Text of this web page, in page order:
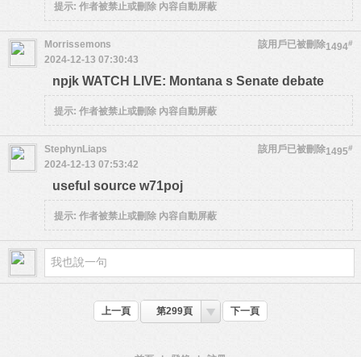
提示: 作者被禁止或刪除 內容自動屏蔽
1494#
Morrissemons
該用戶已被刪除
2024-12-13 07:30:43
npjk WATCH LIVE: Montana s Senate debate
提示: 作者被禁止或刪除 內容自動屏蔽
1495#
StephynLiaps
該用戶已被刪除
2024-12-13 07:53:42
useful source w71poj
提示: 作者被禁止或刪除 內容自動屏蔽
上一頁 第299頁 下一頁